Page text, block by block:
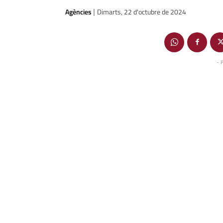
Agències | Dimarts, 22 d'octubre de 2024
-